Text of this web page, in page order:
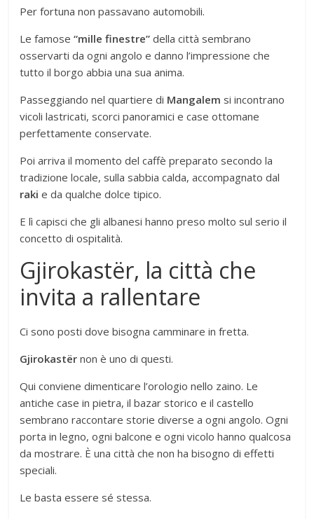
Per fortuna non passavano automobili.
Le famose“mille finestre” della città sembrano
osservarti da ogni angolo e danno l’impressione che
tutto il borgo abbia una sua anima.
Passeggiando nel quartiere di Mangalem si incontrano
vicoli lastricati, scorci panoramici e case ottomane
perfettamente conservate.
Poi arriva il momento del caffè preparato secondo la
tradizione locale, sulla sabbia calda, accompagnato dal
raki e da qualche dolce tipico.
E lì capisci che gli albanesi hanno preso molto sul serio il
concetto di ospitalità.
Gjirokastër, la città che
invita a rallentare
Ci sono posti dove bisogna camminare in fretta.
Gjirokastër non è uno di questi.
Qui conviene dimenticare l’orologio nello zaino. Le
antiche case in pietra, il bazar storico e il castello
sembrano raccontare storie diverse a ogni angolo. Ogni
porta in legno, ogni balcone e ogni vicolo hanno qualcosa
da mostrare. È una città che non ha bisogno di effetti
speciali.
Le basta essere sé stessa.